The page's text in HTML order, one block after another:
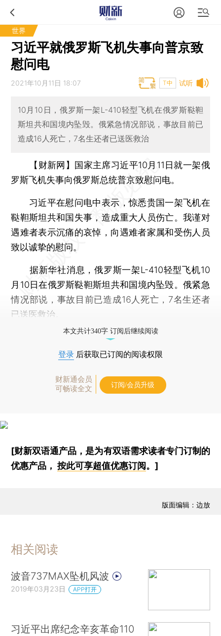
世界
习近平就俄罗斯飞机失事向普京致
慰问电
试听
2021年10月11日 18:07 T中
10月10日，俄罗斯一架L-410轻型飞机在俄罗斯鞑靼
斯坦共和国境内坠毁。俄紧急情况部说，事故目前已
造成16人死亡，7名生还者已送医救治
【财新网】 国家主席习近平10月11日就一架俄
罗斯飞机失事向俄罗斯总统普京致慰问电。
习近平在慰问电中表示，惊悉贵国一架飞机在
鞑靼斯坦共和国失事，造成重大人员伤亡。我谨对
遇难者表示沉痛的哀悼，向遇难者家属和受伤人员
致以诚挚的慰问。
据新华社消息，俄罗斯一架L-410轻型飞机10
月10日在俄罗斯鞑靼斯坦共和国境内坠毁。俄紧急
情况部说，事故目前已造成16人死亡，7名生还者
已送医救治。
本文共计340字 订阅后继续阅读
登录 后获取已订阅的阅读权限
财新通会员
可畅读全文
订阅/会员升级
[财新双语通产品，是为有双语需求读者专门订制的
优惠产品，按此可享超值优惠订阅 。]
版面编辑：边放
相关阅读
波音737MAX坠机风波
2019年03月23日 APP打开
习近平出席纪念辛亥革命110